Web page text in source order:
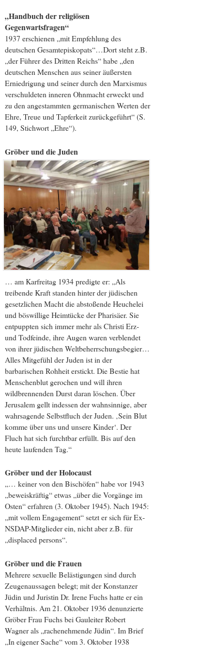
„Handbuch der religiösen
Gegenwartsfragen“
1937 erschienen „mit Empfehlung des
deutschen Gesamtepiskopats“…Dort steht z.B.
„der Führer des Dritten Reichs“ habe „den
deutschen Menschen aus seiner äußersten
Erniedrigung und seiner durch den Marxismus
verschuldeten inneren Ohnmacht erweckt und
zu den angestammten germanischen Werten der
Ehre, Treue und Tapferkeit zurückgeführt“ (S.
149, Stichwort „Ehre“).
Gröber und die Juden
… am Karfreitag 1934 predigte er: „Als
treibende Kraft standen hinter der jüdischen
gesetzlichen Macht die abstoßende Heuchelei
und böswillige Heimtücke der Pharisäer. Sie
entpuppten sich immer mehr als Christi Erz-
und Todfeinde, ihre Augen waren verblendet
von ihrer jüdischen Weltbeherrschungsbegier…
Alles Mitgefühl der Juden ist in der
barbarischen Rohheit erstickt. Die Bestie hat
Menschenblut gerochen und will ihren
wildbrennenden Durst daran löschen. Über
Jerusalem gellt indessen der wahnsinnige, aber
wahrsagende Selbstfluch der Juden. ‚Sein Blut
komme über uns und unsere Kinder‘. Der
Fluch hat sich furchtbar erfüllt. Bis auf den
heute laufenden Tag.“
Gröber und der Holocaust
„… keiner von den Bischöfen“ habe vor 1943
„beweiskräftig“ etwas „über die Vorgänge im
Osten“ erfahren (3. Oktober 1945). Nach 1945:
„mit vollem Engagement“ setzt er sich für Ex-
NSDAP-Mitglieder ein, nicht aber z.B. für
„displaced persons“.
Gröber und die Frauen
Mehrere sexuelle Belästigungen sind durch
Zeugenaussagen belegt; mit der Konstanzer
Jüdin und Juristin Dr. Irene Fuchs hatte er ein
Verhältnis. Am 21. Oktober 1936 denunzierte
Gröber Frau Fuchs bei Gauleiter Robert
Wagner als „rachenehmende Jüdin“. Im Brief
„In eigener Sache“ vom 3. Oktober 1938